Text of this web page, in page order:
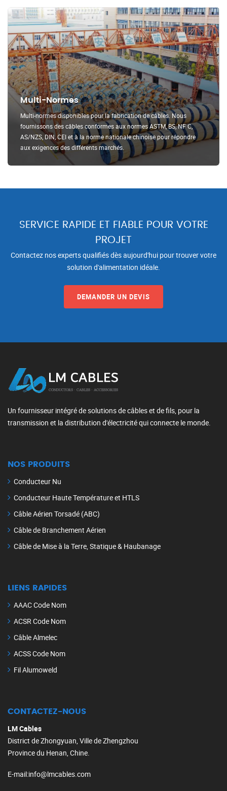
Multi-Normes
Multi-normes disponibles pour la fabrication de câbles. Nous
fournissons des câbles conformes aux normes ASTM, BS, NF C,
AS/NZS, DIN, CEI et à la norme nationale chinoise pour répondre
aux exigences des différents marchés.
SERVICE RAPIDE ET FIABLE POUR VOTRE
PROJET
Contactez nos experts qualifiés dès aujourd'hui pour trouver votre
solution d'alimentation idéale.
DEMANDER UN DEVIS
Un fournisseur intégré de solutions de câbles et de fils, pour la
transmission et la distribution d'électricité qui connecte le monde.
NOS PRODUITS
Conducteur Nu
Conducteur Haute Température et HTLS
Câble Aérien Torsadé (ABC)
Câble de Branchement Aérien
Câble de Mise à la Terre, Statique & Haubanage
LIENS RAPIDES
AAAC Code Nom
ACSR Code Nom
Câble Almelec
ACSS Code Nom
Fil Alumoweld
CONTACTEZ-NOUS
LM Cables
District de Zhongyuan, Ville de Zhengzhou
Province du Henan, Chine.
E-mail:info@lmcables.com